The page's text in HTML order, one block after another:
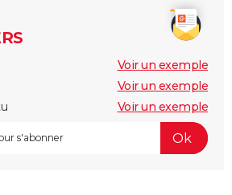
Voir un exemple
Voir un exemple
Voir un exemple